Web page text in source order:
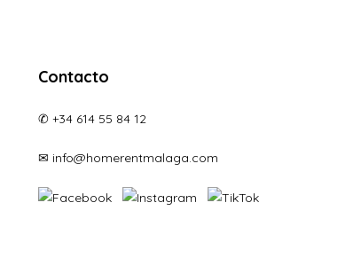
Contacto
✆ +34 614 55 84 12
✉ info@homerentmalaga.com